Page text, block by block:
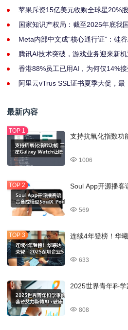
苹果斥资15亿美元收购全球星20%股
国家知识产权局：截至2025年底我
Meta内部中文成“核心通行证”：硅
腾讯AI技术突破，游戏业务迎来新机
香港88%员工已用AI，为何仅14%接
阿里云vTrus SSL证书夏季大促，最
最新内容
支持抗氧化指数功
1006
Soul App开源播客
569
连续4年登榜！华
633
2025世界青年科
808